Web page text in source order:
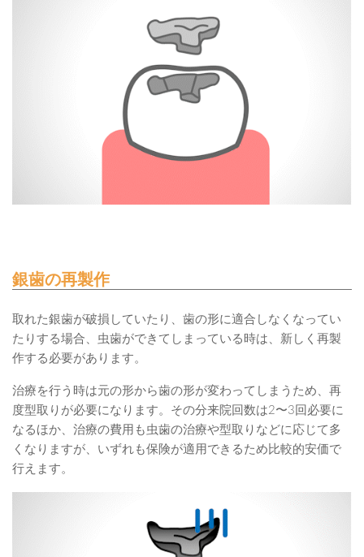
銀歯の再製作
取れた銀歯が破損していたり、歯の形に適合しなくなってい
たりする場合、虫歯ができてしまっている時は、新しく再製
作する必要があります。
治療を行う時は元の形から歯の形が変わってしまうため、再
度型取りが必要になります。その分来院回数は2〜3回必要に
なるほか、治療の費用も虫歯の治療や型取りなどに応じて多
くなりますが、いずれも保険が適用できるため比較的安価で
行えます。